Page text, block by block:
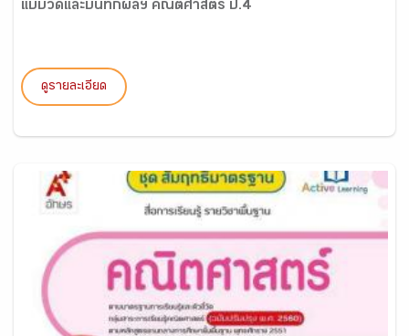
แบบวัดและบันทึกผลฯ คณิตศาสตร์ ป.4
ดูรายละเอียด